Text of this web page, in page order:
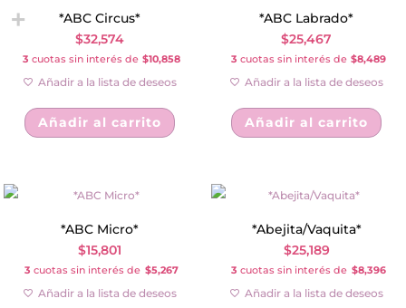
*ABC Circus*
$32,574
3 cuotas sin interés de $10,858
Añadir a la lista de deseos
Añadir al carrito
*ABC Labrado*
$25,467
3 cuotas sin interés de $8,489
Añadir a la lista de deseos
Añadir al carrito
*ABC Micro*
$15,801
3 cuotas sin interés de $5,267
Añadir a la lista de deseos
*Abejita/Vaquita*
$25,189
3 cuotas sin interés de $8,396
Añadir a la lista de deseos